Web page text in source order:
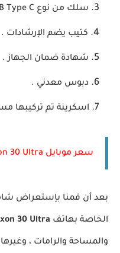
سلك من نوع USB Type C .
كتيب يضم الإرشادات .
شهادة ضمان الجهاز .
دبوس معدني .
اسكرينة تم تركيبها
سعر موبايل ZTE Axon 30 Ultra
بعد أن قمنا بإستعراض
الخاصة بهاتف 30 Ultra
والمساحة والرامات ،